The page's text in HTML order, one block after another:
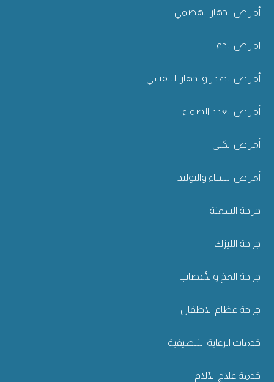
أمراض الجهاز الهضمي
امراض الدم
أمراض الصدر والجهاز التنفسي
أمراض الغدد الصماء
أمراض الكلى
أمراض النساء والتوليد
جراحة السمنة
جراحة الليزك
جراحة المخ والأعصاب
جراحة عظام الاطفال
خدمات الرعاية التلطيفية
خدمة علاج الآلام